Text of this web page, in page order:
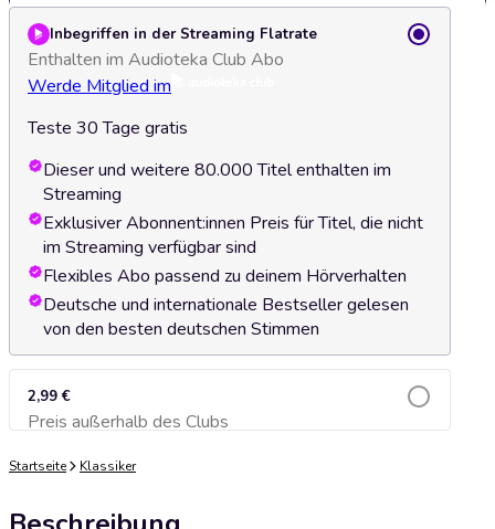
Inbegriffen in der Streaming Flatrate
Enthalten im Audioteka Club Abo
Werde Mitglied im
Teste 30 Tage gratis
Dieser und weitere 80.000 Titel enthalten im
Streaming
Exklusiver Abonnent:innen Preis für Titel, die nicht
im Streaming verfügbar sind
Flexibles Abo passend zu deinem Hörverhalten
Deutsche und internationale Bestseller gelesen
von den besten deutschen Stimmen
2,99 €
Preis außerhalb des ClubsZum Warenkorb hinzufügen
Startseite Klassiker